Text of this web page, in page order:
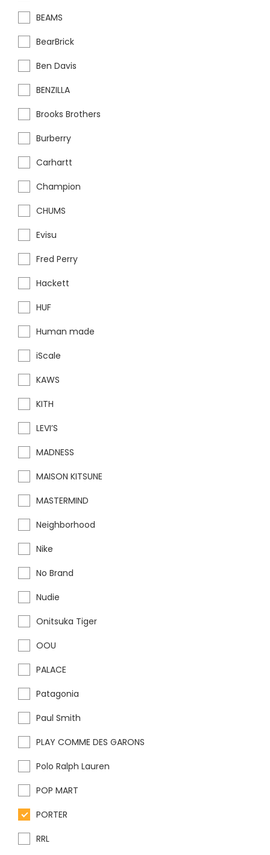
BEAMS
BearBrick
Ben Davis
BENZILLA
Brooks Brothers
Burberry
Carhartt
Champion
CHUMS
Evisu
Fred Perry
Hackett
HUF
Human made
iScale
KAWS
KITH
LEVI’S
MADNESS
MAISON KITSUNE
MASTERMIND
Neighborhood
Nike
No Brand
Nudie
Onitsuka Tiger
OOU
PALACE
Patagonia
Paul Smith
PLAY COMME DES GARONS
Polo Ralph Lauren
POP MART
PORTER
RRL